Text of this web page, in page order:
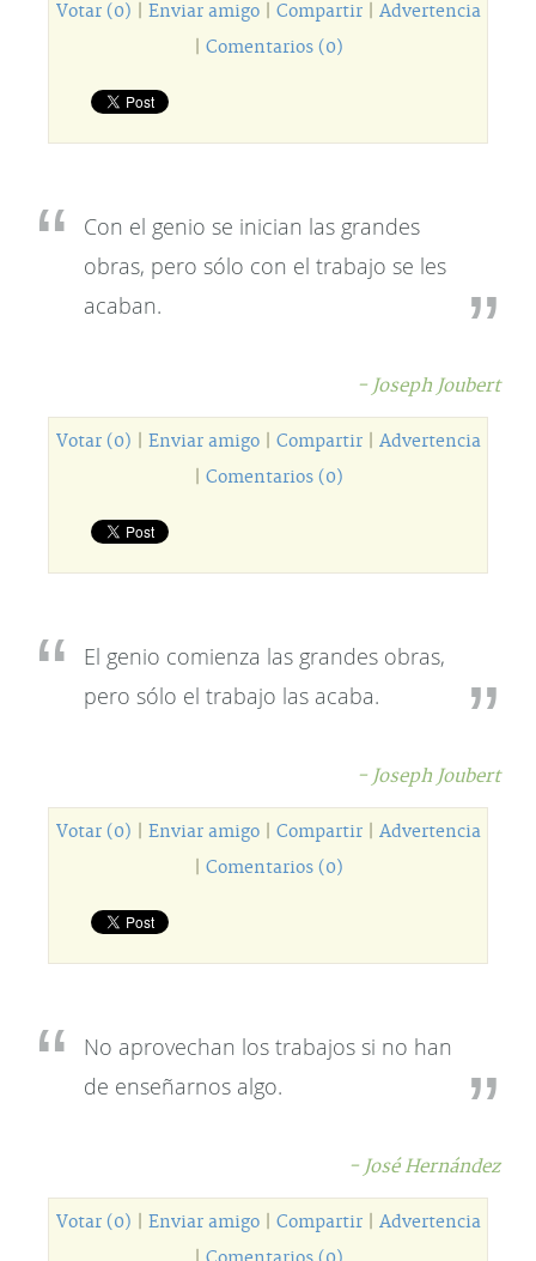
Votar (0) Enviar amigo| Compartir| Advertencia
Comentarios (0)
Con el genio se inician las grandes
obras, pero sólo con el trabajo se les
acaban.
- Joseph Joubert
Votar (0) Enviar amigo| Compartir| Advertencia
Comentarios (0)
El genio comienza las grandes obras,
pero sólo el trabajo las acaba.
- Joseph Joubert
Votar (0) Enviar amigo| Compartir| Advertencia
Comentarios (0)
No aprovechan los trabajos si no han
de enseñarnos algo.
- José Hernández
Votar (0) Enviar amigo| Compartir| Advertencia